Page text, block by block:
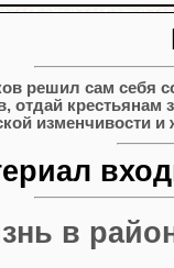
решил сам себя
отдай крестьянам
изменчивости и
в